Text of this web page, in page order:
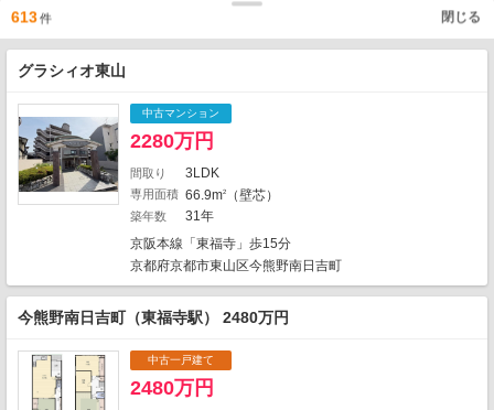
4
1
5
1
2
3
2
1
2
14
1
2
613件 閉じる
グラシィオ東山
中古マンション
2280万円
間取り 3LDK
専用面積 66.9m2 （壁芯）
築年数
31年
京阪本線「東福寺」歩15分
京都府京都市東山区今熊野南日吉町
今熊野南日吉町（東福寺駅） 2480万円
中古一戸建て
2480万円